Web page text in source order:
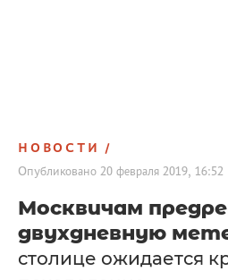
НОВОСТИ
Опубликовано 20 февраля 2019, 16:52
Москвичам
двухдневную
столице ожидается